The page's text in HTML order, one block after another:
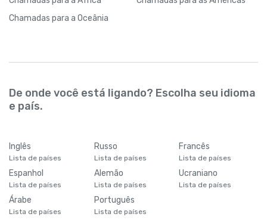
Chamadas para a Oceânia
De onde você está ligando? Escolha seu idioma
e país.
Inglês
Lista de países
Russo
Lista de países
Francês
Lista de países
Espanhol
Lista de países
Alemão
Lista de países
Ucraniano
Lista de países
Árabe
Lista de países
Português
Lista de países